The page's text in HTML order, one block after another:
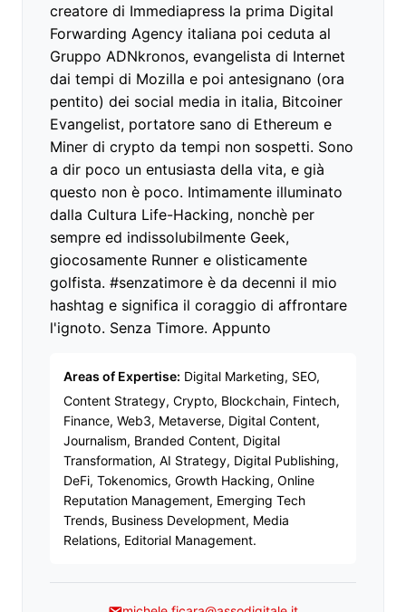
creatore di Immediapress la prima Digital
Forwarding Agency italiana poi ceduta al
Gruppo ADNkronos, evangelista di Internet
dai tempi di Mozilla e poi antesignano (ora
pentito) dei social media in italia, Bitcoiner
Evangelist, portatore sano di Ethereum e
Miner di crypto da tempi non sospetti. Sono
a dir poco un entusiasta della vita, e già
questo non è poco. Intimamente illuminato
dalla Cultura Life-Hacking, nonchè per
sempre ed indissolubilmente Geek,
giocosamente Runner e olisticamente
golfista. #senzatimore è da decenni il mio
hashtag e significa il coraggio di affrontare
l'ignoto. Senza Timore. Appunto
Areas of Expertise: Digital Marketing, SEO,
Content Strategy, Crypto, Blockchain, Fintech,
Finance, Web3, Metaverse, Digital Content,
Journalism, Branded Content, Digital
Transformation, AI Strategy, Digital Publishing,
DeFi, Tokenomics, Growth Hacking, Online
Reputation Management, Emerging Tech
Trends, Business Development, Media
Relations, Editorial Management.